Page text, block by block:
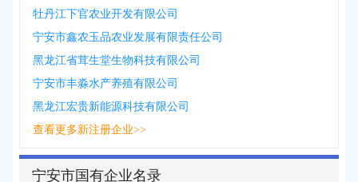
牡丹江下官农业开发有限公司
宁安市鑫农玉品农业发展有限责任公司
黑龙江省茸生堂生物科技有限公司
宁安市丰淼水产养殖有限公司
黑龙江宏贵新能源科技有限公司
查看更多新注册企业>>
宁安市国有企业名录